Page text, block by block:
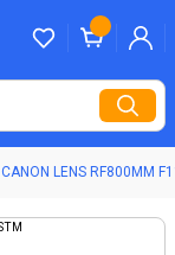
CANON LENS RF800MM